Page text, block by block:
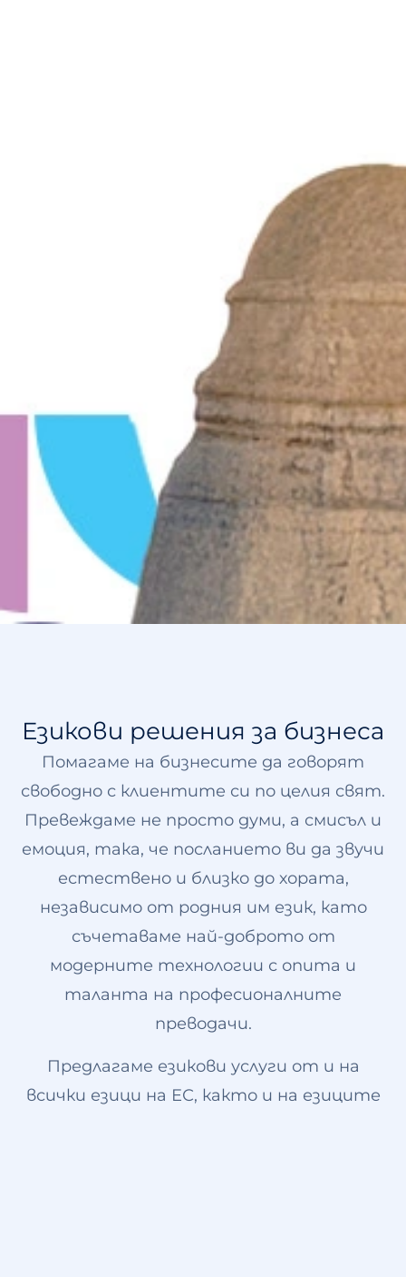
Езикови решения за бизнеса
Помагаме на бизнесите да говорят
свободно с клиентите си по целия свят.
Превеждаме не просто думи, а смисъл и
емоция, така, че посланието ви да звучи
естествено и близко до хората,
независимо от родния им език, като
съчетаваме най-доброто от
модерните технологии с опита и
таланта на професионалните
преводачи.
Предлагаме езикови услуги от и на
всички езици на ЕС, както и на езиците